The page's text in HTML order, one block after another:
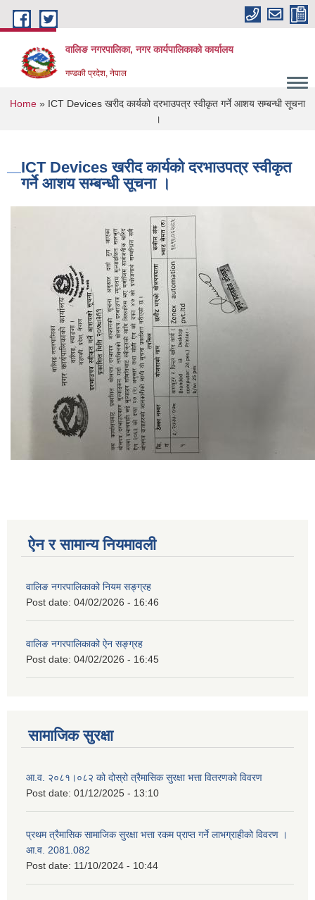
Skip to main content
वालिङ नगरपालिका, नगर कार्यपालिकाको कार्यालय
गण्डकी प्रदेश, नेपाल
You are here
Home » ICT Devices खरीद कार्यको दरभाउपत्र स्वीकृत गर्ने आशय सम्बन्धी सूचना
।
ICT Devices खरीद कार्यको दरभाउपत्र स्वीकृत
गर्ने आशय सम्बन्धी सूचना ।
ऐन र सामान्य नियमावली
वालिङ नगरपालिकाको नियम सङ्ग्रह
Post date: 04/02/2026 - 16:46
वालिङ नगरपालिकाको ऐन सङ्ग्रह
Post date: 04/02/2026 - 16:45
सामाजिक सुरक्षा
आ.व. २०८१।०८२ को दोस्रो त्रैमासिक सुरक्षा भत्ता वितरणको विवरण
Post date: 01/12/2025 - 13:10
प्रथम त्रैमासिक सामाजिक सुरक्षा भत्ता रकम प्राप्त गर्ने लाभग्राहीको विवरण ।
आ.व. 2081.082
Post date: 11/10/2024 - 10:44